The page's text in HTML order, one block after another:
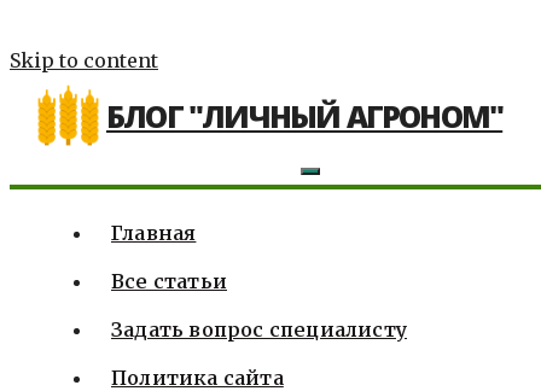
Skip to content
БЛОГ "ЛИЧНЫЙ АГРОНОМ"
Главная
Все статьи
Задать вопрос специалисту
Политика сайта